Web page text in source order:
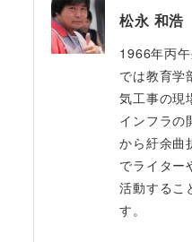
松永 和浩
1966年丙
では教育学
気工事の現
インフラの
から紆余曲
でライター
活動するこ
す。